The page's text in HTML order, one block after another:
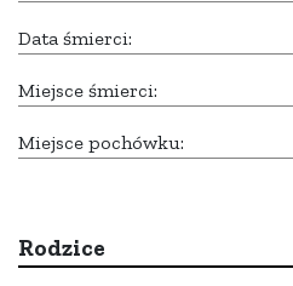
Data śmierci:
Miejsce śmierci:
Miejsce pochówku:
Rodzice